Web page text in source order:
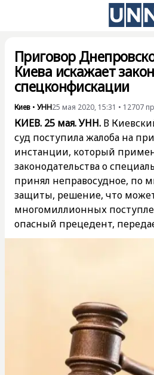
Приговор
Киева искажает
спецконфискации
Киев • УНН25 мая 2020, 15:31 • 12707
КИЕВ. 25 мая. УНН. В
суд поступила жалоба на
инстанции, который
законодательства о
принял неправосудное, по
защиты, решение, что
многомиллионных
опасный прецедент,